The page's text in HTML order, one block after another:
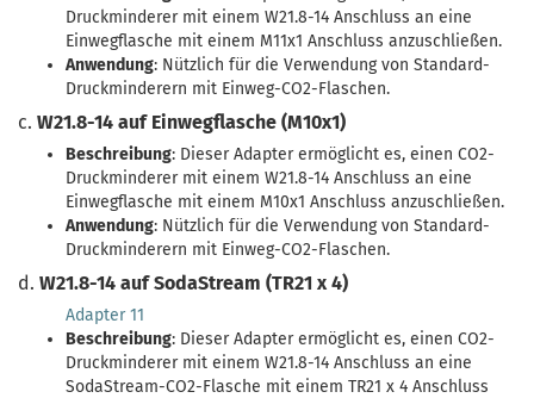
Druckminderer mit einem W21.8-14 Anschluss an eine
Einwegflasche mit einem M11x1 Anschluss anzuschließen.
Anwendung: Nützlich für die Verwendung von Standard-
Druckminderern mit Einweg-CO2-Flaschen.
c. W21.8-14 auf Einwegflasche (M10x1)
Beschreibung: Dieser Adapter ermöglicht es, einen CO2-
Druckminderer mit einem W21.8-14 Anschluss an eine
Einwegflasche mit einem M10x1 Anschluss anzuschließen.
Anwendung: Nützlich für die Verwendung von Standard-
Druckminderern mit Einweg-CO2-Flaschen.
d. W21.8-14 auf SodaStream (TR21 x 4)
Adapter 11
Beschreibung: Dieser Adapter ermöglicht es, einen CO2-
Druckminderer mit einem W21.8-14 Anschluss an eine
SodaStream-CO2-Flasche mit einem TR21 x 4 Anschluss